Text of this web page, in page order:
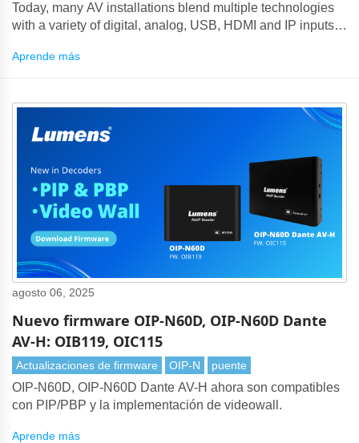
Today, many AV installations blend multiple technologies
with a variety of digital, analog, USB, HDMI and IP inputs
Aprende más
agosto 06, 2025
Nuevo firmware OIP-N60D, OIP-N60D Dante
AV-H: OIB119, OIC115
Actualizaciones de firmware OIP-N puente
OIP-N60D, OIP-N60D Dante AV-H ahora son compatibles
con PIP/PBP y la implementación de videowall.
Aprende más